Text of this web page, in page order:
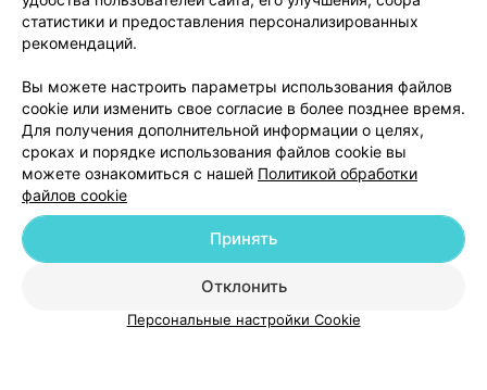
Добавить компанию
статистики и предоставления персонализированных
рекомендаций.
Вы можете настроить параметры использования файлов
cookie или изменить свое согласие в более позднее время.
Для получения дополнительной информации о целях,
сроках и порядке использования файлов cookie вы
можете ознакомиться с нашей Политикой обработки
файлов cookie
Отклонить
Принять
Персональные настройки Cookie